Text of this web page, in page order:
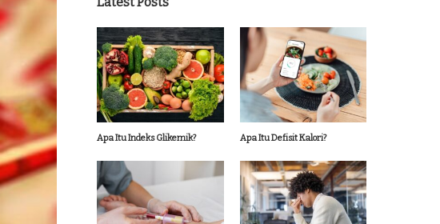
Apa Itu Indeks Glikemik? Apa Itu Defisit Kalori?